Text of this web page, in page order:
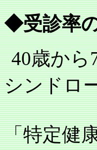
◆受診率
40歳から
シンドロ
「特定健